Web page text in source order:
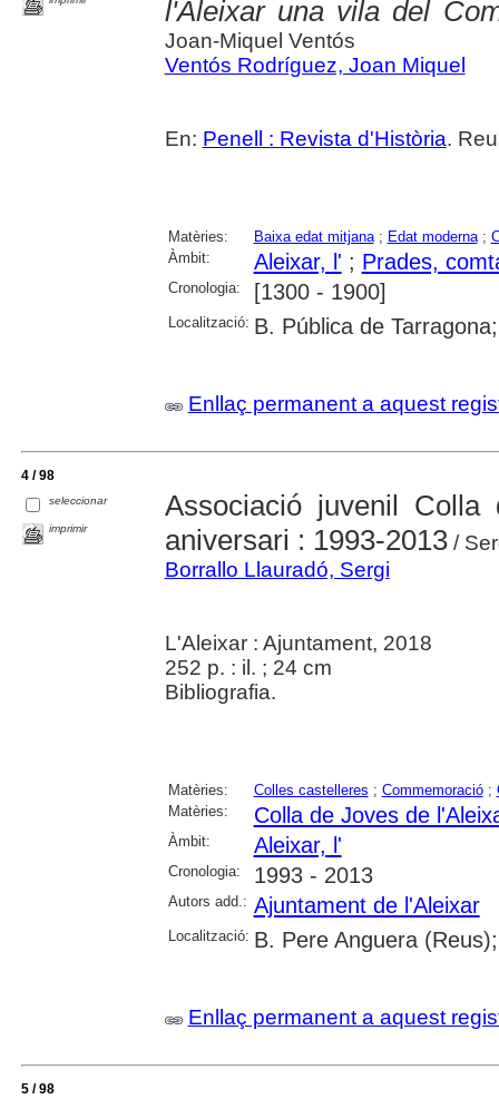
l'Aleixar una vila del
Joan-Miquel Ventós
Ventós Rodríguez, Joan Miquel
En: Penell : Revista d'Història.
Matèries: Baixa edat mitjana; Edat moderna;
Àmbit:
Aleixar, l' ; Prades,
Cronologia: [1300 - 1900]
Localització: B. Pública de
Enllaç permanent a aquest
4 / 98
seleccionar
imprimir
Associació juvenil
aniversari : 1993-2013/
Borrallo Llauradó, Sergi
L'Aleixar : Ajuntament, 2018
252 p. : il. ; 24 cm
Bibliografia.
Matèries: Colles castelleres ; Commemoració;
Matèries:
Colla de Joves de
Àmbit: Aleixar, l'
Cronologia: 1993 - 2013
Autors add.: Ajuntament de l'Aleixar
Localització: B. Pere Anguera
Enllaç permanent a aquest
5 / 98